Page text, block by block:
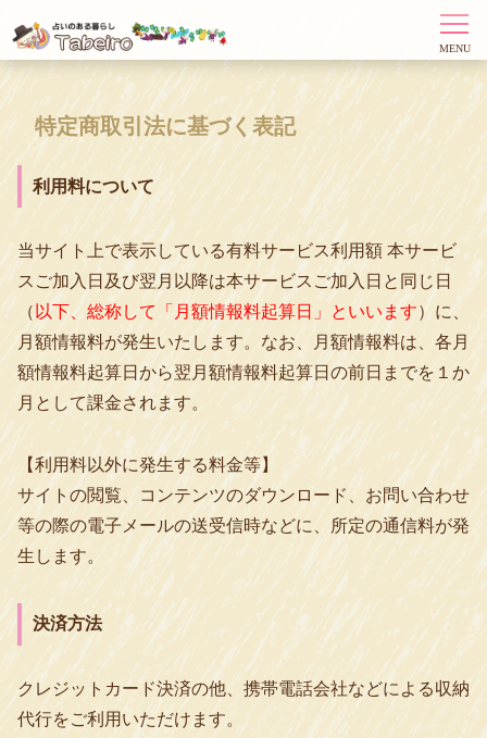
特定商取引法に基づく表記
利用料について
当サイト上で表示している有料サービス利用額 本サービ
スご加入日及び翌月以降は本サービスご加入日と同じ日
（ 以下、総称して「月額情報料起算日」といいます）に、
月額情報料が発生いたします。なお、月額情報料は、各月
額情報料起算日から翌月額情報料起算日の前日までを１か
月として課金されます。
【利用料以外に発生する料金等】
サイトの閲覧、コンテンツのダウンロード、お問い合わせ
等の際の電子メールの送受信時などに、所定の通信料が発
生します。
決済方法
クレジットカード決済の他、携帯電話会社などによる収納
代行をご利用いただけます。